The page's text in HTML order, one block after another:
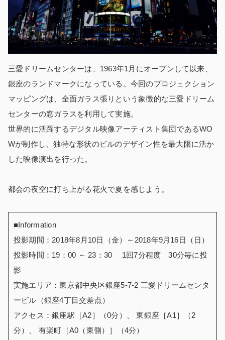
三愛ドリームセンターは、1963年1月にオープンして以来、
銀座のランドマークになっている。今回のプロジェクション
マッピングは、全面ガラス張りという象徴的な三愛ドリーム
センターの窓ガラスを利用して実施。
世界的に活躍するデジタル映像アーティスト集団であるWO
Wが制作し、独特な形状のビルのデザイン性を最大限に活か
した映像演出を行った。
都会の夜空に打ち上がる花火で夏を感じよう。
■Information
投影期間：2018年8月10日（金）～2018年9月16日（日）
投影時間：19：00 ～ 23：30 1回7分程度 30分毎に投
影
実施エリア：東京都中央区銀座5-7-2 三愛ドリームセンタ
ービル（銀座4丁目交差点）
アクセス：銀座駅［A2］（0分）、 東銀座［A1］（2
分）、 有楽町［A0（東側）］（4分）